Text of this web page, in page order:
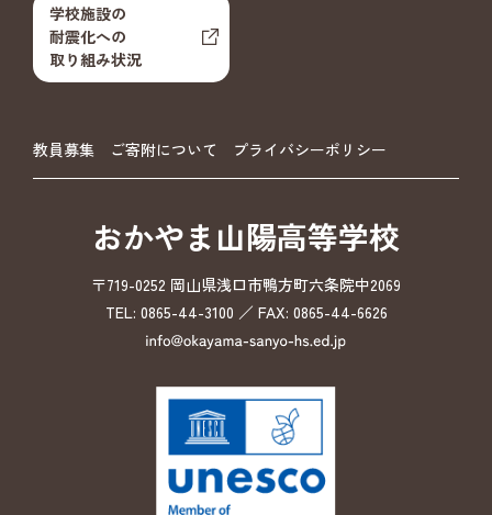
学校施設の
耐震化への
取り組み状況
教員募集 ご寄附について プライバシーポリシー
おかやま山陽高等学校
〒719-0252 岡山県浅口市鴨方町六条院中2069
TEL: 0865-44-3100 ／ FAX: 0865-44-6626